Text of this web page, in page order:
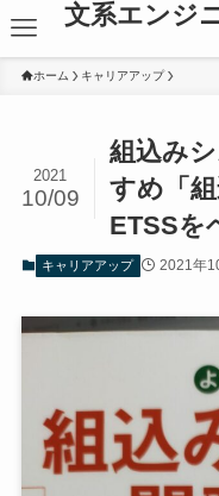
文系エンジ
ホーム キャリアアップ
組込み
すめ「
ETSSを
2021
10/09
キャリアアップ 2021年